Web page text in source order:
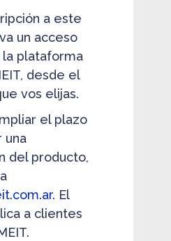
a este
un acceso
la plataforma
desde el
vos elijas.
el plazo
una
del producto,
El
a clientes